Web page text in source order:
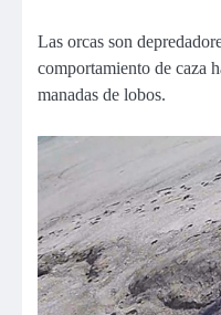
Las orcas son
comportamiento de caza
manadas de lobos.